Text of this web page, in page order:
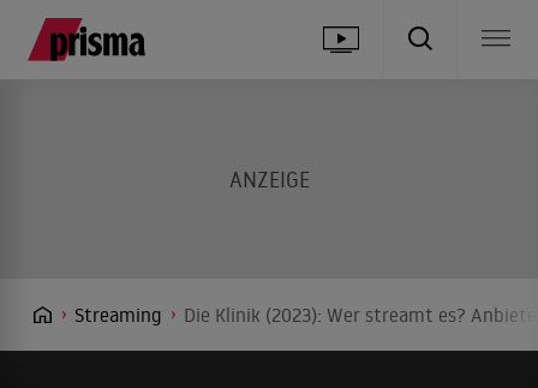
Streaming Die Klinik (2023): Wer streamt es?